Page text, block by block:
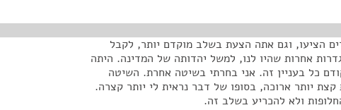
הציעו, וגם אתה הצעת בשלב מוקדם יותר, לקבל
אחרות שהיו לנו, למשל יהדותה של המדינה. היתה
כל בעניין זה. אני בחרתי בשיטה אחרת. השיטה
יותר ארוכה, בסופו של דבר נראית לי יותר קצרה.
ולא להכריע בשלב זה.